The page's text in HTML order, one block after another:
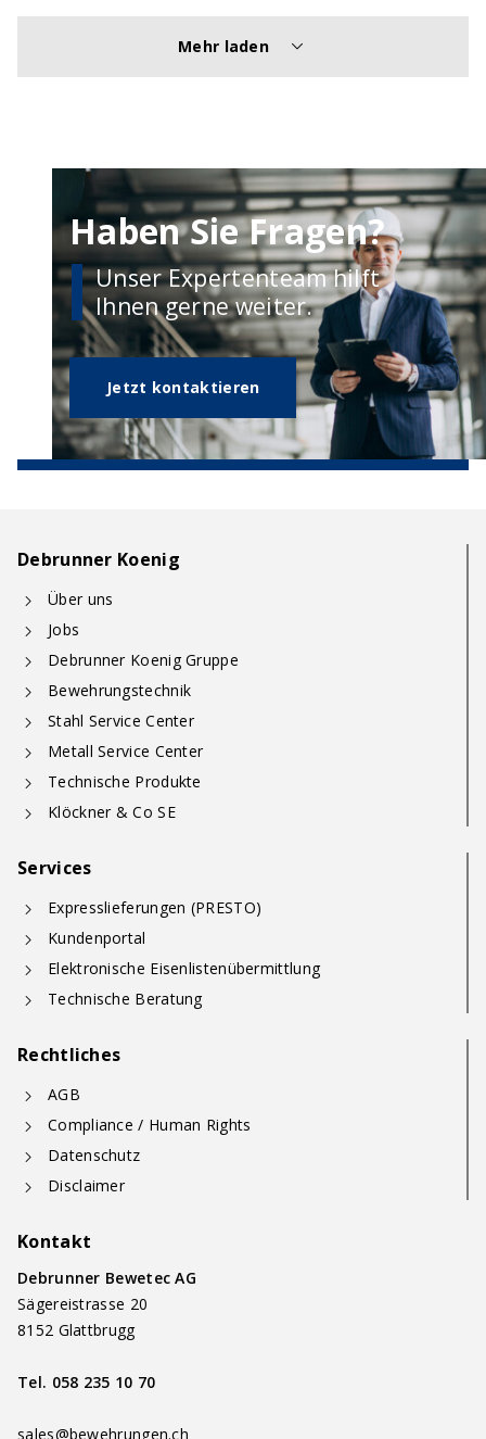
Mehr laden
Haben Sie Fragen?
Unser Expertenteam hilft
Ihnen gerne weiter.
Jetzt kontaktieren
Debrunner Koenig
Über uns
Jobs
Debrunner Koenig Gruppe
Bewehrungstechnik
Stahl Service Center
Metall Service Center
Technische Produkte
Klöckner & Co SE
Services
Expresslieferungen (PRESTO)
Kundenportal
Elektronische Eisenlistenübermittlung
Technische Beratung
Rechtliches
AGB
Compliance / Human Rights
Datenschutz
Disclaimer
Kontakt
Debrunner Bewetec AG
Sägereistrasse 20
8152 Glattbrugg
Tel. 058 235 10 70
sales@bewehrungen.ch